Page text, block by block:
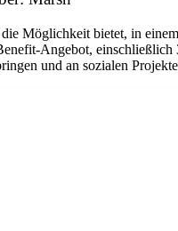
Möglichkeit bietet, in
Angebot,
und an sozialen